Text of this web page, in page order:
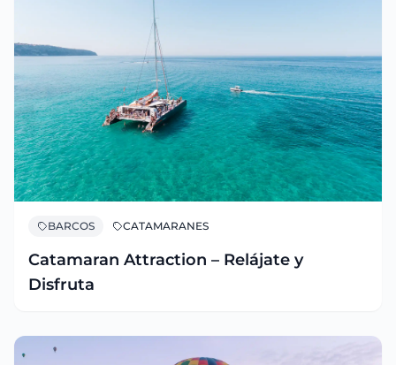
BARCOS CATAMARANES
Catamaran Attraction – Relájate y
Disfruta